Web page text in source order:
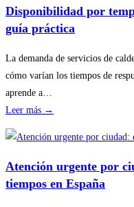
revisiones
básicas
hogar
sin
Disponibilidad por
guía práctica
La demanda de servicios de
cómo varían los tiempos de
aprende a…
Leer más →
por
temporada
Atención urgente por
tiempos en España